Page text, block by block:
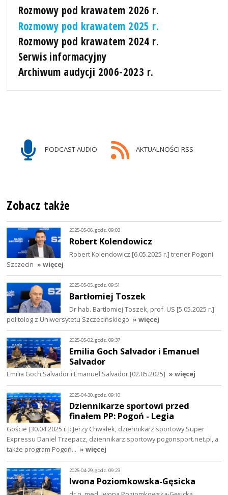
Rozmowy pod krawatem 2026 r.
Rozmowy pod krawatem 2025 r.
Rozmowy pod krawatem 2024 r.
Serwis informacyjny
Archiwum audycji 2006-2023 r.
PODCAST AUDIO AKTUALNOŚCI RSS
Zobacz także
2025-05-06, godz. 09:03
Robert Kolendowicz
Robert Kolendowicz [6.05.2025 r.] trener Pogoni
Szczecin » więcej
2025-05-05, godz. 09:51
Bartłomiej Toszek
Dr hab. Bartłomiej Toszek, prof. US [5.05.2025 r.]
politolog z Uniwersytetu Szczecińskiego » więcej
2025-05-02, godz. 09:37
Emilia Goch Salvador i Emanuel
Salvador
Emilia Goch Salvador i Emanuel Salvador [02.05.2025] » więcej
2025-04-30, godz. 09:10
Dziennikarze sportowi przed
finałem PP: Pogoń - Legia
Goście [30.04.2025 r.]: Jerzy Chwałek, dziennikarz sportowy Super
Expressu Daniel Trzepacz, dziennikarz sportowy pogonsport.net.pl, a
także program Pogoń… » więcej
2025-04-29, godz. 09:23
Iwona Poziomkowska-Gęsicka